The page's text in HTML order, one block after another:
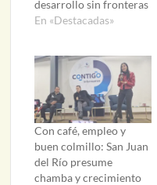
desarrollo sin fronteras
En «Destacadas»
Con café, empleo y
buen colmillo: San Juan
del Río presume
chamba y crecimiento